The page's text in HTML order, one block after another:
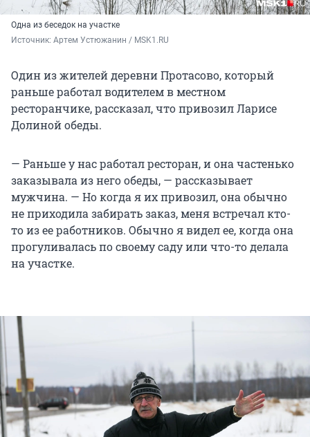
Одна из беседок на участке
Источник: Артем Устюжанин / MSK1.RU
Один из жителей деревни Протасово, который
раньше работал водителем в местном
ресторанчике, рассказал, что привозил Ларисе
Долиной обеды.
— Раньше у нас работал ресторан, и она частенько
заказывала из него обеды, — рассказывает
мужчина. — Но когда я их привозил, она обычно
не приходила забирать заказ, меня встречал кто-
то из ее работников. Обычно я видел ее, когда она
прогуливалась по своему саду или что-то делала
на участке.